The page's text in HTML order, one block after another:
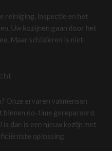
reiniging, inspectie en het
Uw kozijnen gaan door het
Maar schilderen is niet
Onze ervaren vakmensen
binnen no-time gerepareerd.
dan is een nieuw kozijn met
oplossing.